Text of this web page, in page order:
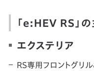
「e:HEV RS」
エクステリア
RS専用フロントグリ